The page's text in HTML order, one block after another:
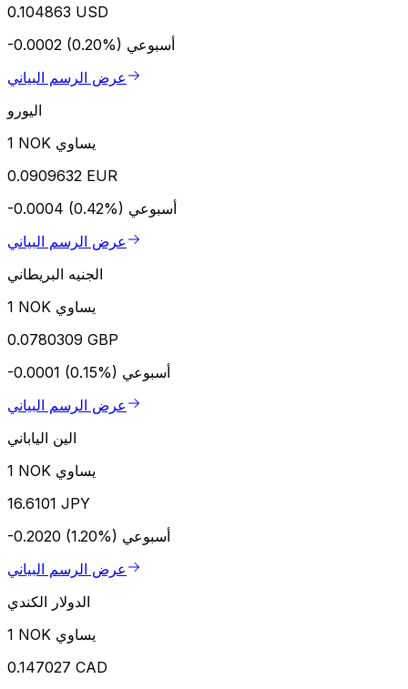
0.104863 USD
-0.0002 (0.20%) أسبوعي
عرض الرسم البياني
اليورو
1 NOK يساوي
0.0909632 EUR
-0.0004 (0.42%) أسبوعي
عرض الرسم البياني
الجنيه البريطاني
1 NOK يساوي
0.0780309 GBP
-0.0001 (0.15%) أسبوعي
عرض الرسم البياني
الين الياباني
1 NOK يساوي
16.6101 JPY
-0.2020 (1.20%) أسبوعي
عرض الرسم البياني
الدولار الكندي
1 NOK يساوي
0.147027 CAD